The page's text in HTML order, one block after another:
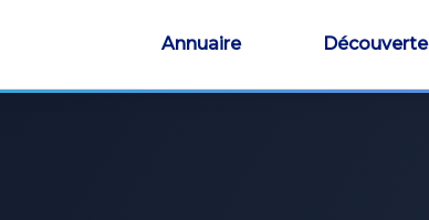
Annuaire Découverte